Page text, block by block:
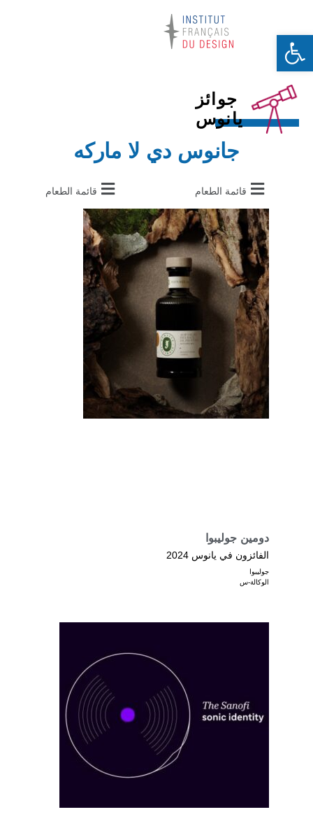
Ouvrir la barre d’outils
جوائز
يانوس
جانوس دي لا ماركه
قائمة الطعام قائمة الطعام
دومين جوليبوا
الفائزون في يانوس 2024
جوليبوا
الوكالة-س